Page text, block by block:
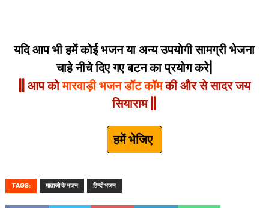
यदि आप भी हमें कोई भजन या अन्य उपयोगी सामग्री भेजना
चाहे नीचे दिए गए बटन का प्रयोग करे|
|| आप कोमारवाड़ी भजन डॉट कॉमकी और से सादर जय
सियाराम ||
हमें भेजिए
TAGS: माताजी के भजन हिन्दी भजन